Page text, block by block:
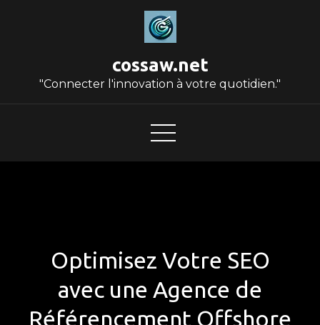
cossaw.net
"Connecter l'innovation à votre quotidien."
Optimisez Votre SEO
avec une Agence de
Référencement Offshore